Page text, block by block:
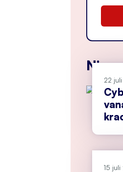
22
15